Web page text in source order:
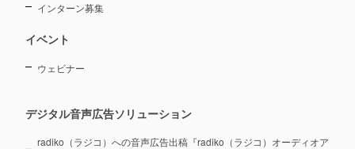
インターン募集
イベント
ウェビナー
デジタル音声広告ソリューション
radiko（ラジコ）への音声広告出稿『radiko（ラジコ）オーディオア